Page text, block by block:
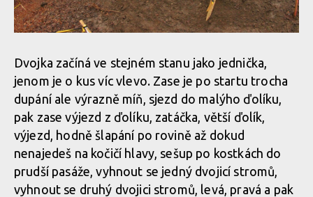
Dvojka začíná ve stejném stanu jako jednička,
jenom je o kus víc vlevo. Zase je po startu trocha
dupání ale výrazně míň, sjezd do malýho ďolíku,
pak zase výjezd z ďolíku, zatáčka, větší ďolík,
výjezd, hodně šlapání po rovině až dokud
nenajedeš na kočičí hlavy, sešup po kostkách do
prudší pasáže, vyhnout se jedný dvojicí stromů,
vyhnout se druhý dvojici stromů, levá, pravá a pak